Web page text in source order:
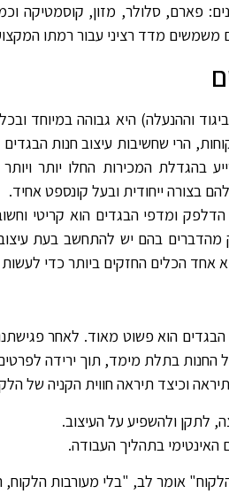
פארם, סלולר, מזון, קוסמטיקה
משמשים מדד רציני עבור רמתו
וההנעלה) היא גבוהה במיוחד
הרי שחשיבות עיצוב חנות
בהגדלת המכירות החלו יותר
בצורה ייחודית ובעל קונספט אחיד.
ומדפי הבגדים הוא קריטי
מהדברים בהם יש להתחשב בעת
אחד הכלים החזקים ביותר כדי
הבגדים הוא פשוט מאוד. לאחר
החנות בתלת מימד, תוך ירידה
וכיצד תיראה חווית הקניה של
לתקן ולהשפיע על העיצוב.
האינטימי בתהליך העבודה.
אומר לב, "בלי מעורבות הלקוח,